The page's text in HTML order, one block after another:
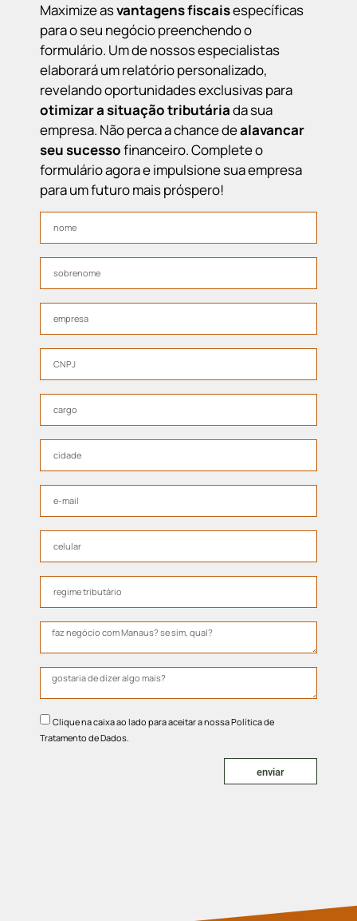
Maximize asvantagens fiscaisespecíficas
para o seu negócio preenchendo o
formulário. Um de nossos especialistas
elaborará um relatório personalizado,
revelando oportunidades exclusivas para
otimizar a situação tributáriada sua
empresa. Não perca a chance dealavancar
seu sucessofinanceiro. Complete o
formulário agora e impulsione sua empresa
para um futuro mais próspero!
Clique na caixa ao lado para aceitar a nossa Política de
Tratamento de Dados.
enviar